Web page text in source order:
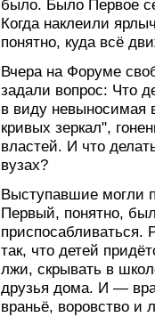
было. Было Первое
Когда наклеили
понятно, куда всё
Вчера на Форуме
задали вопрос: Что
в виду невыносимая
кривых зеркал",
властей. И что
вузах?
Выступавшие могли
Первый, понятно,
так, что детей
лжи, скрывать в
друзья дома. И —
враньё, воровство и